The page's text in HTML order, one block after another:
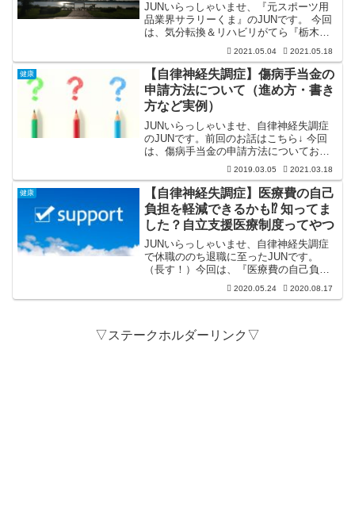
JUNいらっしゃいませ、『元スポーツ用
品業界サラリーくま』のJUNです。 今回
は、気分転換＆リハビリがてら『栃木県
渡良瀬遊水地（わたらせゆうすいち）』
へ行ってみましたので、そのお話をした
いと思います。 渡良瀬遊水地といえば、
『栃木県・群馬...
2021.05.04 2021.05.18
健康
【自律神経失調症】傷病手当金の
申請方法について（進め方・書き
方など実例）
JUNいらっしゃいませ、自律神経失調症
のJUNです。前回のお話はこちら↓ 今回
は、傷病手当金の申請方法についてお話
していきたいと思います。「療養するに
べて消化しても回復には至れないと、2段
階目のサポート、...
2019.03.05 2021.03.18
健康
【自律神経失調症】医療費の自己
負担を軽減できるかも⁉ 知ってま
した？自立支援医療制度ってやつ
JUNいらっしゃいませ、自律神経失調症
で休職ののち退職に至ったJUNです。
（長す！）今回は、『医療費の自己負担
を軽減できる（かも）自立支援医療制度
（精神通院医療）』についてその条件や
2020.05.24 2020.08.17
▽ステークホルダーリンク▽